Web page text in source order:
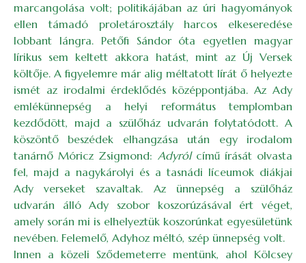
marcangolása volt; politikájában az úri hagyományok
ellen támadó proletárosztály harcos elkeseredése
lobbant lángra. Petőfi Sándor óta egyetlen magyar
lírikus sem keltett akkora hatást, mint az Új Versek
költője. A figyelemre már alig méltatott lírát ő helyezte
ismét az irodalmi érdeklődés középpontjába. Az Ady
emlékünnepség a helyi református templomban
kezdődött, majd a szülőház udvarán folytatódott. A
köszöntő beszédek elhangzása után egy irodalom
tanárnő Móricz Zsigmond: Adyrólcímű írását olvasta
fel, majd a nagykárolyi és a tasnádi líceumok diákjai
Ady verseket szavaltak. Az ünnepség a szülőház
udvarán álló Ady szobor koszorúzásával ért véget,
amely során mi is elhelyeztük koszorúnkat egyesületünk
nevében. Felemelő, Adyhoz méltó, szép ünnepség volt.
Innen a közeli Sződemeterre mentünk, ahol Kölcsey